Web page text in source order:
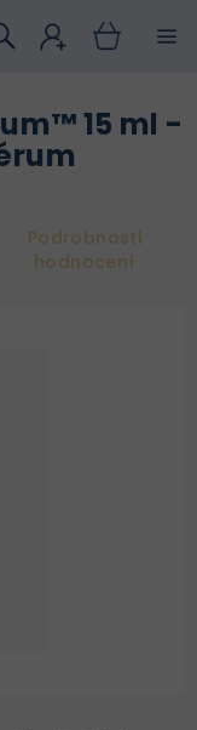
15 ml -
Podrobnosti
hodnocení